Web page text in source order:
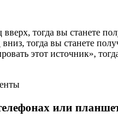
вверх, тогда вы станете
тогда вы станете
этот источник»,
или